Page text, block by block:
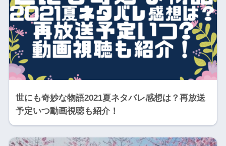
世にも奇妙な物語2021夏ネタバレ感想は？再放送
予定いつ動画視聴も紹介！